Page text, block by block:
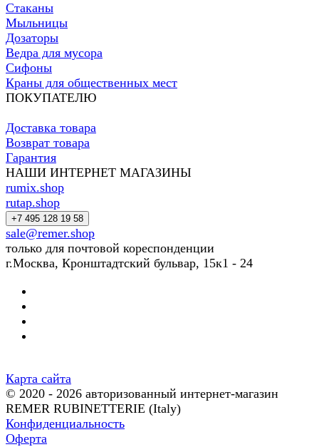
Стаканы
Мыльницы
Дозаторы
Ведра для мусора
Сифоны
Краны для общественных мест
ПОКУПАТЕЛЮ
Доставка товара
Возврат товара
Гарантия
НАШИ ИНТЕРНЕТ МАГАЗИНЫ
rumix.shop
rutap.shop
+7 495 128 19 58
sale@remer.shop
только для почтовой кореспонденции
г.Москва, Кронштадтский бульвар, 15к1 - 24
Карта сайта
© 2020 - 2026 авторизованный интернет-магазин
REMER RUBINETTERIE (Italy)
Конфиденциальность
Оферта